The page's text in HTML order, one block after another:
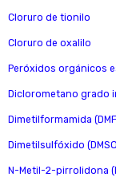
Cloruro de tionilo
Cloruro de oxalilo
Peróxidos orgánicos
Diclorometano grado
Dimetilformamida
Dimetilsulfóxido
N-Metil-2-pirrolidona